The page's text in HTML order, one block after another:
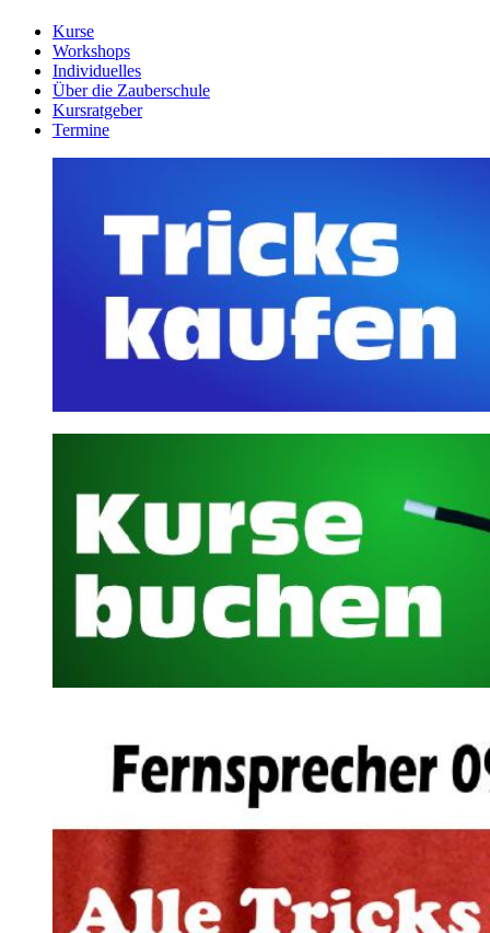
Kurse
Workshops
Individuelles
Über die Zauberschule
Kursratgeber
Termine